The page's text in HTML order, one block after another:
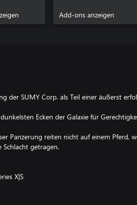
Add-ons anzeigen
der SUMY Corp. als Teil einer äußerst
Ecken der Galaxie für
Panzerung reiten nicht auf einem Pferd,
Schlacht getragen.
X|S